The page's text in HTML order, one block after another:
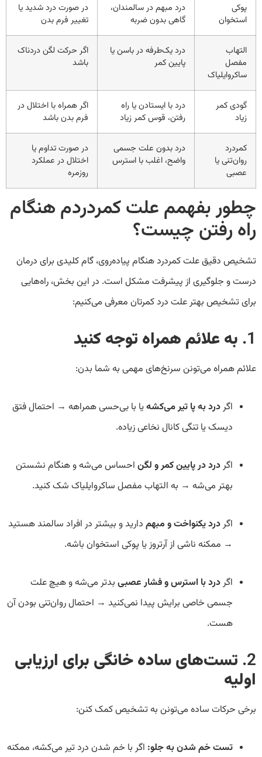
پوکی
استخوان
درد مبهم در سالمندان،
گاهی بدون ضربه
در صورت درد شدید یا
تغییر فرم بدن
التهاب
مفصل
ساکروایلیاک
درد یک‌طرفه در باسن یا
پایین کمر
اگر حرکت لگن دردناک
باشد
گودی کمر
زیاد
درد با ایستادن یا راه
رفتن، قوس کمر زیاد
اگر همراه با اختلال در
فرم بدن باشد
کمردرد
روان‌تنی یا
عصبی
درد بدون علت جسمی
واضح، اغلب با استرس
در صورت تداوم یا
اختلال در عملکرد
روزمره
چطور بفهمم علت کمردردم هنگام
راه رفتن چیست؟
تشخیص دقیق علت کمردرد هنگام پیاده‌روی، گام کلیدی برای درمان
درست و جلوگیری از پیشرفت مشکل است. در این بخش، راه‌هایی
برای تشخیص بهتر علت درد کمرتان معرفی می‌کنیم:
1. به علائم همراه توجه کنید
علائم همراه می‌تونن سرنخ‌های مهمی به شما بدن:
اگردرد به پا تیر می‌کشهیا با بی‌حسی همراهه → احتمال فتق
دیسک یا تنگی کانال نخاعی زیاده.
اگردرد در پایین کمر و لگن احساس می‌شه و هنگام نشستن
بهتر می‌شه → به التهاب مفصل ساکروایلیاک شک کنید.
اگردرد یکنواخت و مبهم دارید و بیشتر در افراد سالمند هستید
→ ممکنه ناشی از آرتروز یا پوکی استخوان باشه.
اگردرد با استرس و فشار عصبی بدتر می‌شه و هیچ علت
جسمی خاصی برایش پیدا نمی‌کنید → احتمال روان‌تنی بودن آن
هست.
2. تست‌های ساده خانگی برای ارزیابی
اولیه
برخی حرکات ساده می‌تونن به تشخیص کمک کنن:
تست خم شدن به جلو: اگر با خم شدن درد تیر می‌کشه، ممکنه